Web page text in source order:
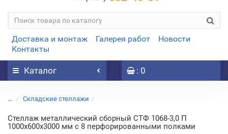
Доставка и монтаж Галерея работ
Новости
Контакты
Каталог : 0
... Складские стеллажи
Стеллаж металлический сборный СТФ 1068-3,0 П
1000х600х3000 мм с 8 перфорированными полками